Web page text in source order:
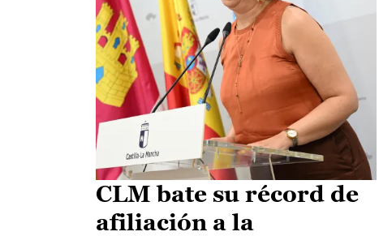
CLM bate su récord de
afiliación a la